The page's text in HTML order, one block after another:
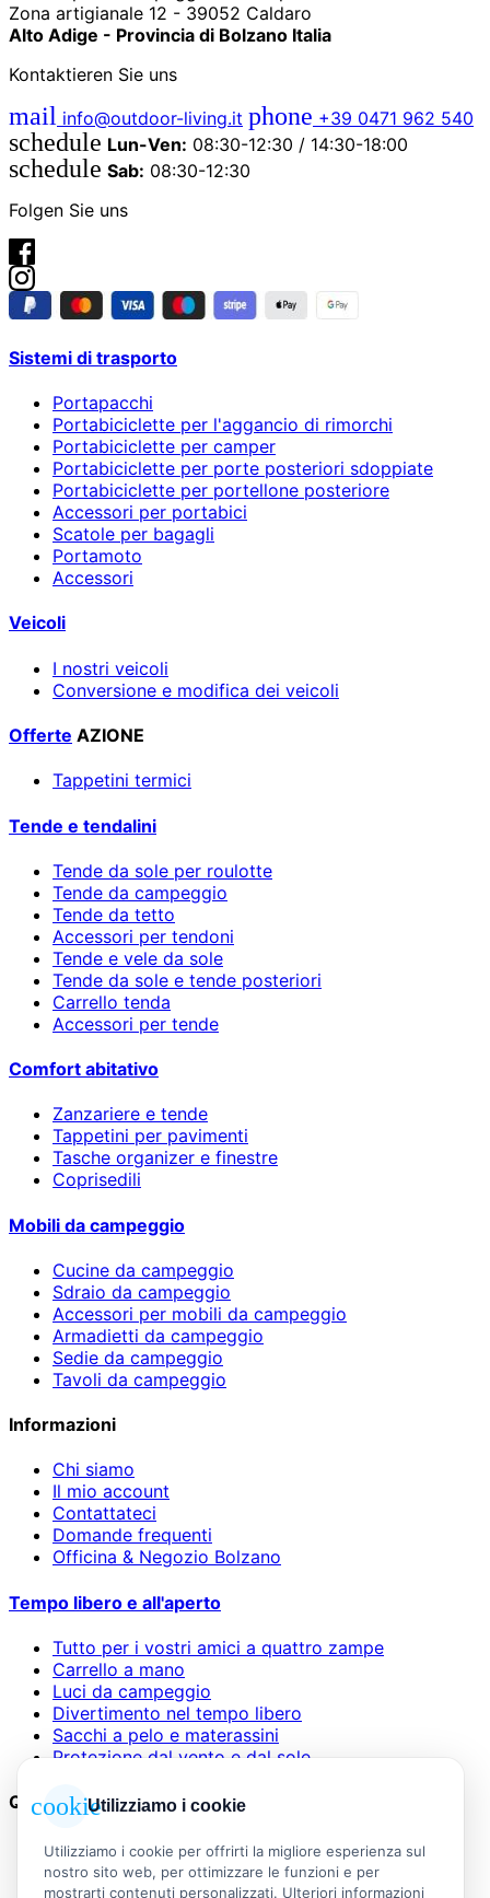
Zona artigianale 12 - 39052 Caldaro
Alto Adige - Provincia di Bolzano Italia
Kontaktieren Sie uns
mail info@outdoor-living.it phone +39 0471 962 540
schedule Lun-Ven: 08:30-12:30 / 14:30-18:00
schedule Sab: 08:30-12:30
Folgen Sie uns
Sistemi di trasporto
Portapacchi
Portabiciclette per l'aggancio di rimorchi
Portabiciclette per camper
Portabiciclette per porte posteriori sdoppiate
Portabiciclette per portellone posteriore
Accessori per portabici
Scatole per bagagli
Portamoto
Accessori
Veicoli
I nostri veicoli
Conversione e modifica dei veicoli
Offerte AZIONE
Tappetini termici
Tende e tendalini
Tende da sole per roulotte
Tende da campeggio
Tende da tetto
Accessori per tendoni
Tende e vele da sole
Tende da sole e tende posteriori
Carrello tenda
Accessori per tende
Comfort abitativo
Zanzariere e tende
Tappetini per pavimenti
Tasche organizer e finestre
Coprisedili
Mobili da campeggio
Cucine da campeggio
Sdraio da campeggio
Accessori per mobili da campeggio
Armadietti da campeggio
Sedie da campeggio
Tavoli da campeggio
Informazioni
Chi siamo
Il mio account
Contattateci
Domande frequenti
Officina & Negozio Bolzano
Tempo libero e all'aperto
Tutto per i vostri amici a quattro zampe
Carrello a mano
Luci da campeggio
Divertimento nel tempo libero
Sacchi a pelo e materassini
Protezione dal vento e dal sole
Questioni legali
AGB
Informazioni legali
Informativa sulla privacy
cookieUtilizziamo i cookie
Utilizziamo i cookie per offrirti la migliore esperienza sul
nostro sito web, per ottimizzare le funzioni e per
mostrarti contenuti personalizzati. Ulteriori informazioni